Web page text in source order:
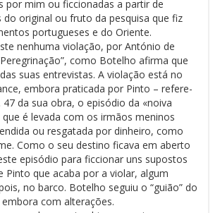
por mim ou ficcionadas a partir de
do original ou fruto da pesquisa que fiz
portugueses e do Oriente.
nenhuma violação, por António de
como Botelho afirma que
suas entrevistas. A violação está no
embora praticada por Pinto – refere-
47 da sua obra, o episódio da «noiva
que é levada com os irmãos meninos
ou resgatada por dinheiro, como
Como o seu destino ficava em aberto
episódio para ficcionar uns supostos
Pinto que acaba por a violar, algum
no barco. Botelho seguiu o “guião” do
com alterações.